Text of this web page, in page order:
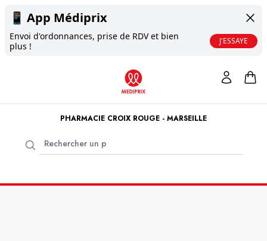
📱 App Médiprix
Envoi d'ordonnances, prise de RDV et bien
plus !
J'ESSAYE
PHARMACIE CROIX ROUGE - MARSEILLE